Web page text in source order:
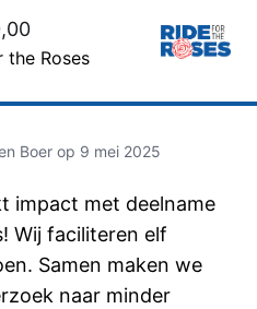
the Roses
Boer op 9 mei 2025
impact met deelname
Wij faciliteren elf
Samen maken we
naar minder